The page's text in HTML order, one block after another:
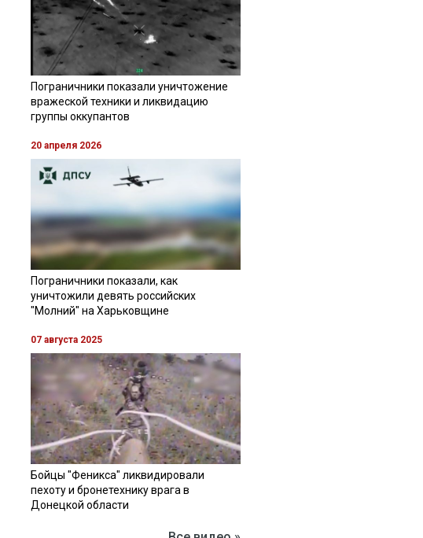
Пограничники показали уничтожение
вражеской техники и ликвидацию
группы оккупантов
20 апреля 2026
Пограничники показали, как
уничтожили девять российских
"Молний" на Харьковщине
07 августа 2025
Бойцы "Феникса" ликвидировали
пехоту и бронетехнику врага в
Донецкой области